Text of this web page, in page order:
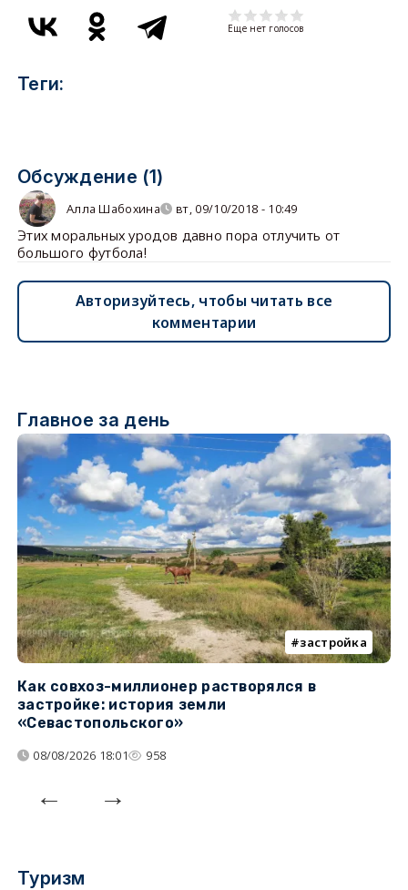
Еще нет голосов
Теги:
Обсуждение (1)
Алла Шабохина вт, 09/10/2018 - 10:49
Этих моральных уродов давно пора отлучить от
большого футбола!
Авторизуйтесь, чтобы читать все
комментарии
Главное за день
застройка
Как совхоз-миллионер растворялся в
застройке: история земли
«Севастопольского»
08/08/2026 18:01 958
Туризм